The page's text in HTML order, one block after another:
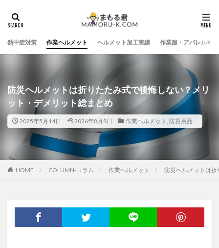
熱中症対策 作業ヘルメット ヘルメット加工実績 作業服・アパレル
防災ヘルメットは折りたたみ式で後悔しない？メリ
ット・デメリット総まとめ
2025年5月14日 2026年8月8日 作業ヘルメット , 防災用品
HOME COLUMN-コラム 作業ヘルメット 防災ヘルメットは